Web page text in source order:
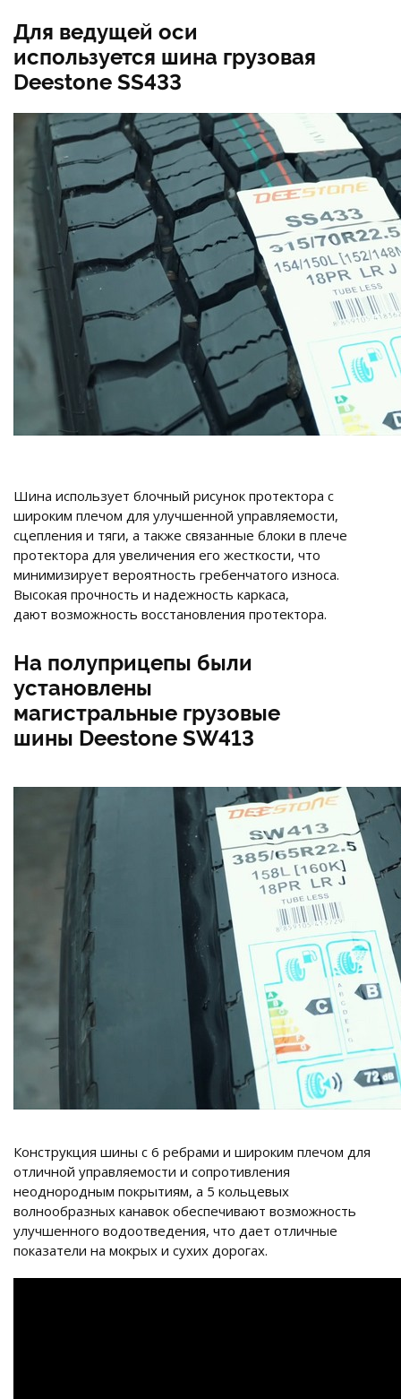
Для ведущей оси
используется шина грузовая
Deestone SS433
Шина использует блочный рисунок протектора с
широким плечом для улучшенной управляемости,
сцепления и тяги, а также связанные блоки в плече
протектора для увеличения его жесткости, что
минимизирует вероятность гребенчатого износа.
Высокая прочность и надежность каркаса,
дают возможность восстановления протектора.
На полуприцепы были
установлены
магистральные грузовые
шины Deestone SW413
Конструкция шины с 6 ребрами и широким плечом для
отличной управляемости и сопротивления
неоднородным покрытиям, а 5 кольцевых
волнообразных канавок обеспечивают возможность
улучшенного водоотведения, что дает отличные
показатели на мокрых и сухих дорогах.